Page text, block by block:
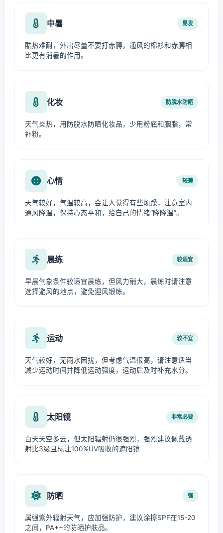
中暑 易发
酷热难耐，外出尽量不要打赤膊，通风的棉衫和赤膊相
比更有消暑的作用。
化妆 防脱水防晒
天气炎热，用防脱水防晒化妆品，少用粉底和胭脂，常
补粉。
心情 较差
天气较好，气温较高，会让人觉得有些烦躁，注意室内
通风降温，保持心态平和，给自己的情绪“降降温”。
晨练 较适宜
早晨气象条件较适宜晨练，但风力稍大，晨练时请注意
选择避风的地点，避免迎风锻炼。
运动 较不宜
天气较好，无雨水困扰，但考虑气温很高，请注意适当
减少运动时间并降低运动强度，运动后及时补充水分。
太阳镜 非常必要
白天天空多云，但太阳辐射仍很强烈，强烈建议佩戴透
射比3级且标注100%UV吸收的遮阳镜
防晒 强
属强紫外辐射天气，应加强防护，建议涂擦SPF在15-20
之间，PA++的防晒护肤品。